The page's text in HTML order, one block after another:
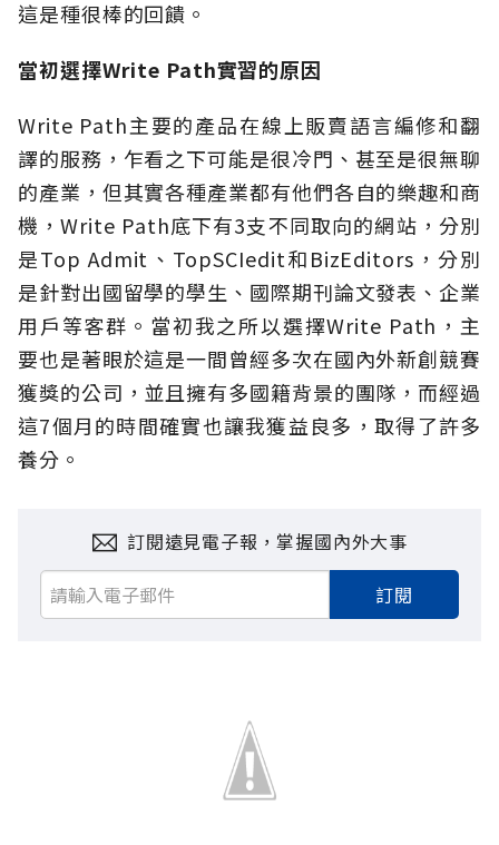
這是種很棒的回饋。
當初選擇Write Path實習的原因
Write Path主要的產品在線上販賣語言編修和翻
譯的服務，乍看之下可能是很冷門、甚至是很無聊
的產業，但其實各種產業都有他們各自的樂趣和商
機，Write Path底下有3支不同取向的網站，分別
是Top Admit、TopSCIedit和BizEditors，分別
是針對出國留學的學生、國際期刊論文發表、企業
用戶等客群。當初我之所以選擇Write Path，主
要也是著眼於這是一間曾經多次在國內外新創競賽
獲獎的公司，並且擁有多國籍背景的團隊，而經過
這7個月的時間確實也讓我獲益良多，取得了許多
養分。
訂閱遠見電子報，掌握國內外大事
訂閱